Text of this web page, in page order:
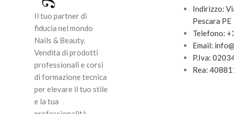
Il tuo partner di
fiducia nel mondo
Nails & Beauty.
Vendita di prodotti
professionali e corsi
di formazione tecnica
per elevare il tuo stile
e la tua
Indirizzo:
Pescara PE
Telefono:
Email:
P.Iva:
Rea: